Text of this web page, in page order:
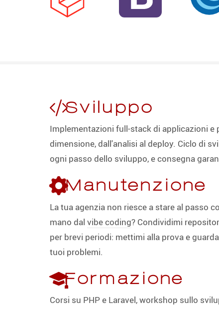
Sviluppo
Implementazioni full-stack di applicazioni
dimensione, dall'analisi al deploy. Ciclo di
ogni passo dello sviluppo, e consegna
Manutenzione
La tua agenzia non riesce a stare al passo
mano dal vibe coding? Condividimi
per brevi periodi: mettimi alla prova e
tuoi problemi.
Formazione
Corsi su PHP e Laravel, workshop sullo